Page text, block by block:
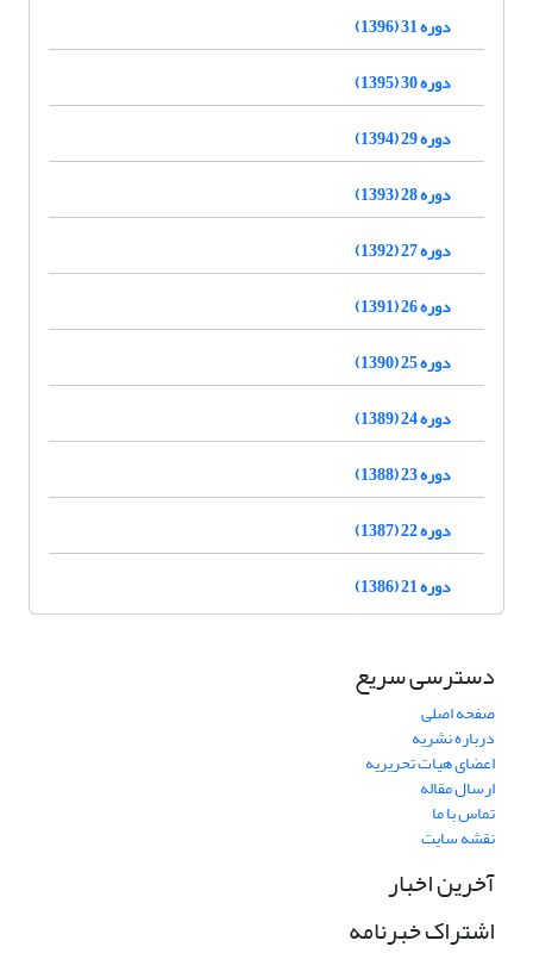
دوره 31 (1396)
دوره 30 (1395)
دوره 29 (1394)
دوره 28 (1393)
دوره 27 (1392)
دوره 26 (1391)
دوره 25 (1390)
دوره 24 (1389)
دوره 23 (1388)
دوره 22 (1387)
دوره 21 (1386)
دسترسی سریع
صفحه اصلی
درباره نشریه
اعضای هیات تحریریه
ارسال مقاله
تماس با ما
نقشه سایت
آخرین اخبار
اشتراک خبرنامه